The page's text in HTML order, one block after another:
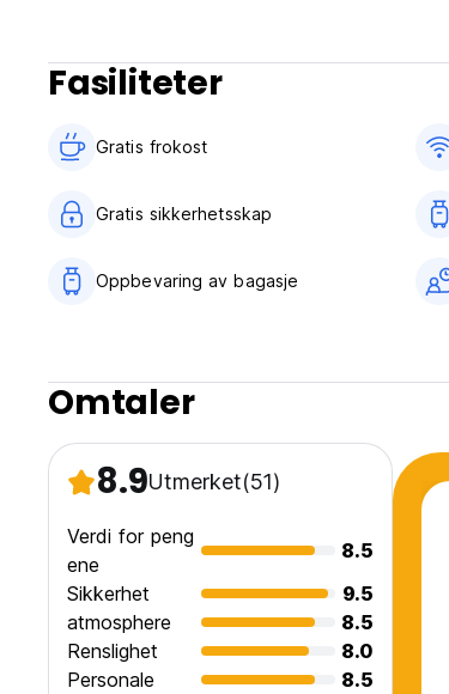
Fasiliteter
Gratis frokost‎
Gratis sikkerhetsskap
Oppbevaring av bagasje
Omtaler
8.9Utmerket(51)
Verdi for peng
ene
8.5
Sikkerhet
9.5
atmosphere
8.5
Renslighet
8.0
Personale
8.5